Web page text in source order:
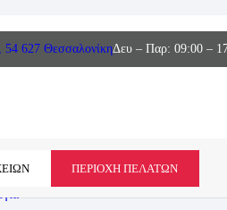
54 627 ΘεσσαλονίκηΔευ – Παρ: 09:00 –
ΠΕΡΙΟΧΗ ΠΕΛΑΤΩΝ